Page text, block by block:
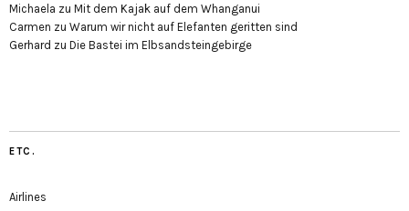
Michaela zu Mit dem Kajak auf dem Whanganui
Carmen zu Warum wir nicht auf Elefanten geritten sind
Gerhard zu Die Bastei im Elbsandsteingebirge
ETC.
Airlines